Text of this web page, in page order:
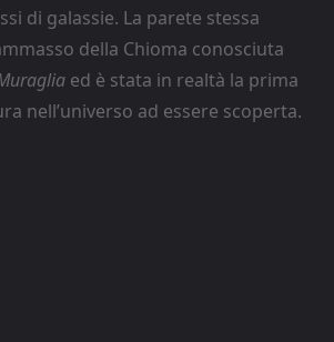
di galassie. La parete stessa
della Chioma conosciuta
ed è stata in realtà la prima
nell’universo ad essere scoperta.